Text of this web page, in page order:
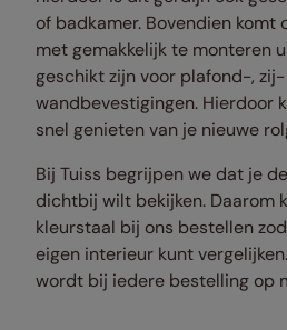
of badkamer. Bovendien komt
met gemakkelijk te monteren
geschikt zijn voor plafond-,
wandbevestigingen. Hierdoor
snel genieten van je nieuwe
Bij Tuiss begrijpen we dat je
dichtbij wilt bekijken. Daarom
kleurstaal bij ons bestellen
eigen interieur kunt
wordt bij iedere bestelling op